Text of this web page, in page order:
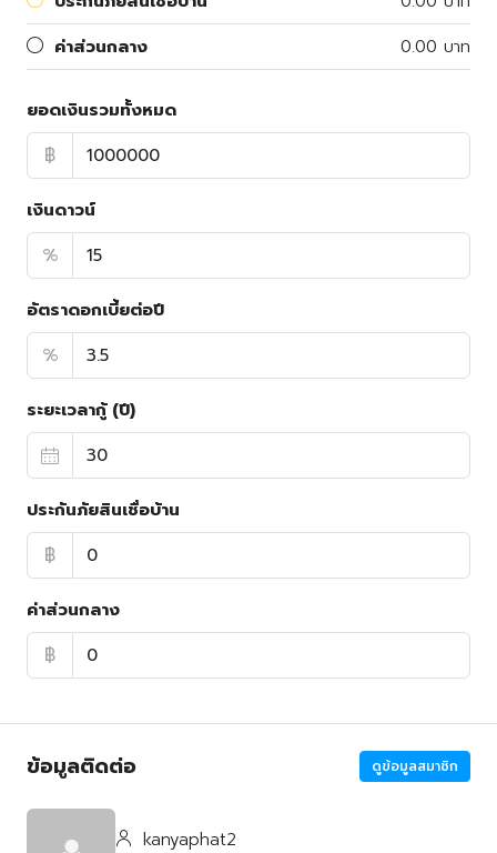
ค่าส่วนกลาง
0.00 บาท
ยอดเงินรวมทั้งหมด
฿
เงินดาวน์
%
อัตราดอกเบี้ยต่อปี
%
ระยะเวลากู้ (ปี)
ประกันภัยสินเชื่อบ้าน
฿
ค่าส่วนกลาง
฿
ข้อมูลติดต่อ ดูข้อมูลสมาชิก
kanyaphat2